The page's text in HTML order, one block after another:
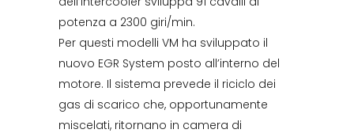
potenza a 2300 giri/min.
Per questi modelli VM ha sviluppato il
nuovo EGR System posto all’interno del
motore. Il sistema prevede il riciclo dei
gas di scarico che, opportunamente
miscelati, ritornano in camera di